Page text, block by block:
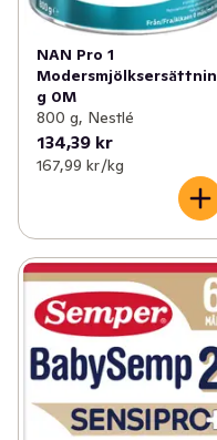
NAN Pro 1
Modersmjölksersättnin
g 0M
800 g, Nestlé
134,39 kr
167,99 kr /kg